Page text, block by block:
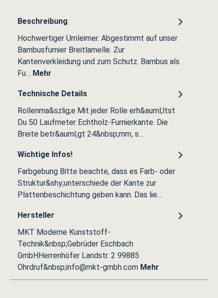
Beschreibung
Hochwertiger Umleimer. Abgestimmt auf unser
Bambusfurnier Breitlamelle. Zur
Kantenverkleidung und zum Schutz. Bambus als
Fu… Mehr
Technische Details
Rollenma&szlig;e Mit jeder Rolle erh&auml;ltst
Du 50 Laufmeter Echtholz-Furnierkante. Die
Breite betr&auml;gt 24&nbsp;mm, s…
Wichtige Infos!
Farbgebung Bitte beachte, dass es Farb- oder
Struktur&shy;unterschiede der Kante zur
Plattenbeschichtung geben kann. Das lie…
Hersteller
MKT Moderne Kunststoff-
Technik&nbsp;Gebrüder Eschbach
GmbHHerrenhöfer Landstr. 2 99885
Ohrdruf&nbsp;info@mkt-gmbh.com Mehr